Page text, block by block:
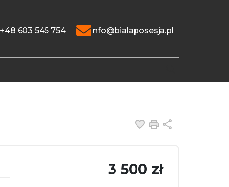
+48 603 545 754 info@bialaposesja.pl
Dodaj do
Drukuj
3 500 zł